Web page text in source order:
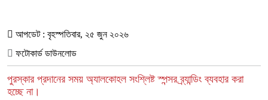
আপডেট : বৃহস্পতিবার, ২৫ জুন ২০২৬
ফটোকার্ড ডাউনলোড
পুরস্কার প্রদানের সময় অ্যালকোহল সংশ্লিষ্ট স্পন্সর ব্র্যান্ডিং ব্যবহার করা
হচ্ছে না।